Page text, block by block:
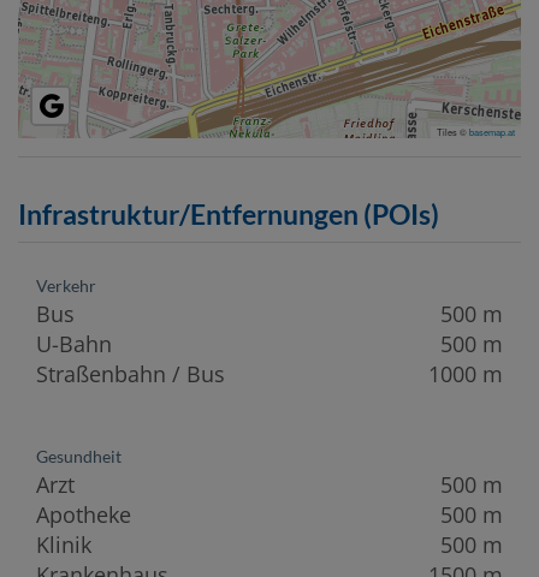
Tiles ©basemap.at
Infrastruktur/Entfernungen (POIs)
Verkehr
Bus
500 m
U-Bahn
500 m
Straßenbahn / Bus
1000 m
Gesundheit
Arzt
500 m
Apotheke
500 m
Klinik
500 m